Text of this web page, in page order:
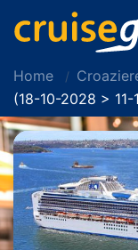
Home
(18-10-2028 >